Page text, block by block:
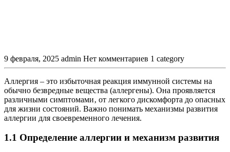
9 февраля, 2025 admin Нет комментариев 1 category
Аллергия – это избыточная реакция иммунной системы на
обычно безвредные вещества (аллергены). Она проявляется
различными симптомами‚ от легкого дискомфорта до опасных
для жизни состояний. Важно понимать механизмы развития
аллергии для своевременного лечения.
1.1 Определение аллергии и механизм развития